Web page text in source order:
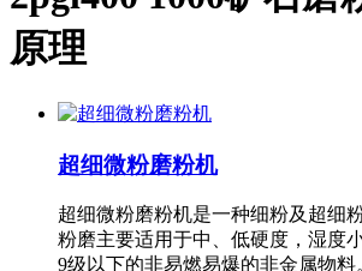
原理
超细微粉磨粉机
超细微粉磨粉机是一种细粉及超细
粉磨主要适用于中、低硬度，湿度
9级以下的非易燃易爆的非金属物料